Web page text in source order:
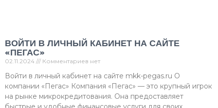
ВОЙТИ В ЛИЧНЫЙ КАБИНЕТ НА САЙТЕ
«ПЕГАС»
02.11.2024 Комментариев нет
Войти в личный кабинет на сайте mkk-pegas.ru О
компании «Пегас» Компания «Пегас» — это крупный игрок
на рынке микрокредитования. Она предоставляет